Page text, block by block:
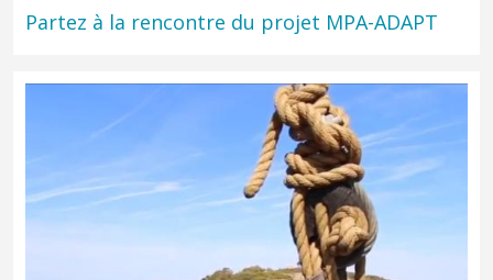
Partez à la rencontre du projet MPA-ADAPT